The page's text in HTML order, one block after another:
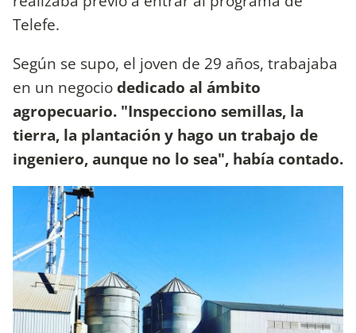
Telefe.
Según se supo, el joven de 29 años, trabajaba
en un negociodedicado al ámbito
agropecuario. "Inspecciono semillas, la
tierra, la plantación y hago un trabajo de
ingeniero, aunque no lo sea", había contado.